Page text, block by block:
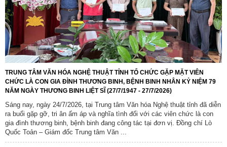
TRUNG TÂM VĂN HÓA NGHỆ THUẬT TỈNH TỔ CHỨC GẶP MẶT VIÊN
CHỨC LÀ CON GIA ĐÌNH THƯƠNG BINH, BỆNH BINH NHÂN KỶ NIỆM 79
NĂM NGÀY THƯƠNG BINH LIỆT SĨ (27/7/1947 - 27/7/2026)
Sáng nay, ngày 24/7/2026, tại Trung tâm Văn hóa Nghệ thuật tỉnh đã diễn
ra buổi gặp gỡ, tri ân ấm áp và nghĩa tình đối với các viên chức là con
gia đình thương binh, bệnh binh đang công tác tại đơn vị. Đồng chí Lò
Quốc Toản – Giám đốc Trung tâm Văn ...